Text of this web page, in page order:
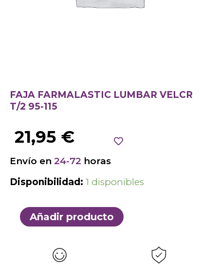
FAJA FARMALASTIC LUMBAR VELCR
T/2 95-115
21,95 €
Envío en 24-72 horas
Disponibilidad: 1 disponibles
Añadir producto